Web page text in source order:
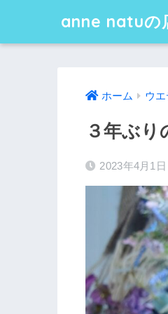
anne natuの
ホーム ウ
３年ぶり
2023年4月1日